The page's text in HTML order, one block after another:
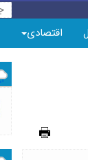
اقتصادی